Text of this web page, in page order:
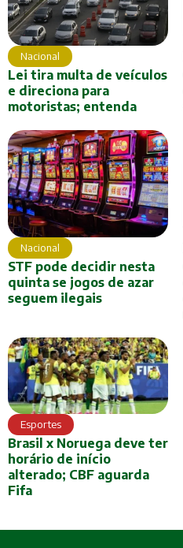
Nacional
Lei tira multa de veículos
e direciona para
motoristas; entenda
Nacional
STF pode decidir nesta
quinta se jogos de azar
seguem ilegais
Esportes
Brasil x Noruega deve ter
horário de início
alterado; CBF aguarda
Fifa